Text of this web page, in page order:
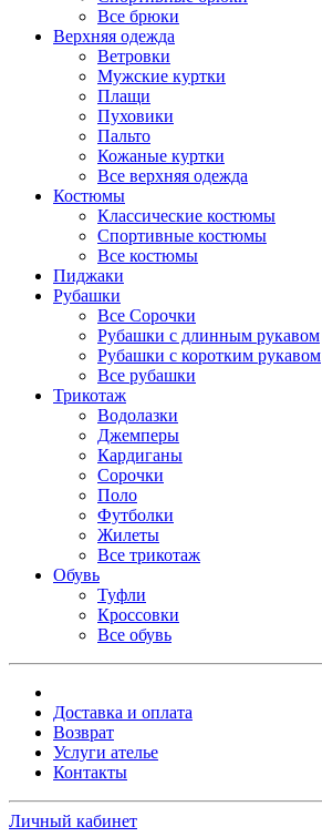
Все брюки
Верхняя одежда
Ветровки
Мужские куртки
Плащи
Пуховики
Пальто
Кожаные куртки
Все верхняя одежда
Костюмы
Классические костюмы
Спортивные костюмы
Все костюмы
Пиджаки
Рубашки
Все Сорочки
Рубашки с длинным рукавом
Рубашки с коротким рукавом
Все рубашки
Трикотаж
Водолазки
Джемперы
Кардиганы
Сорочки
Поло
Футболки
Жилеты
Все трикотаж
Обувь
Туфли
Кроссовки
Все обувь
Доставка и оплата
Возврат
Услуги ателье
Контакты
Личный кабинет